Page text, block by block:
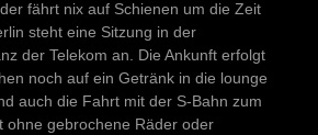
fährt nix auf Schienen um die Zeit
steht eine Sitzung in der
der Telekom an. Die Ankunft erfolgt
noch auf ein Getränk in die lounge
auch die Fahrt mit der S-Bahn zum
ohne gebrochene Räder oder